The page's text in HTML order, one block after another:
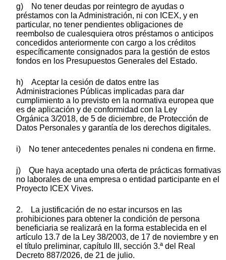
g) No tener deudas por reintegro de ayudas o
préstamos con la Administración, ni con ICEX, y en
particular, no tener pendientes obligaciones de
reembolso de cualesquiera otros préstamos o anticipos
concedidos anteriormente con cargo a los créditos
específicamente consignados para la gestión de estos
fondos en los Presupuestos Generales del Estado.
h) Aceptar la cesión de datos entre las
Administraciones Públicas implicadas para dar
cumplimiento a lo previsto en la normativa europea que
es de aplicación y de conformidad con la Ley
Orgánica 3/2018, de 5 de diciembre, de Protección de
Datos Personales y garantía de los derechos digitales.
i) No tener antecedentes penales ni condena en firme.
j) Que haya aceptado una oferta de prácticas formativas
no laborales de una empresa o entidad participante en el
Proyecto ICEX Vives.
2. La justificación de no estar incursos en las
prohibiciones para obtener la condición de persona
beneficiaria se realizará en la forma establecida en el
artículo 13.7 de la Ley 38/2003, de 17 de noviembre y en
el título preliminar, capítulo III, sección 3.ª del Real
Decreto 887/2026, de 21 de julio.